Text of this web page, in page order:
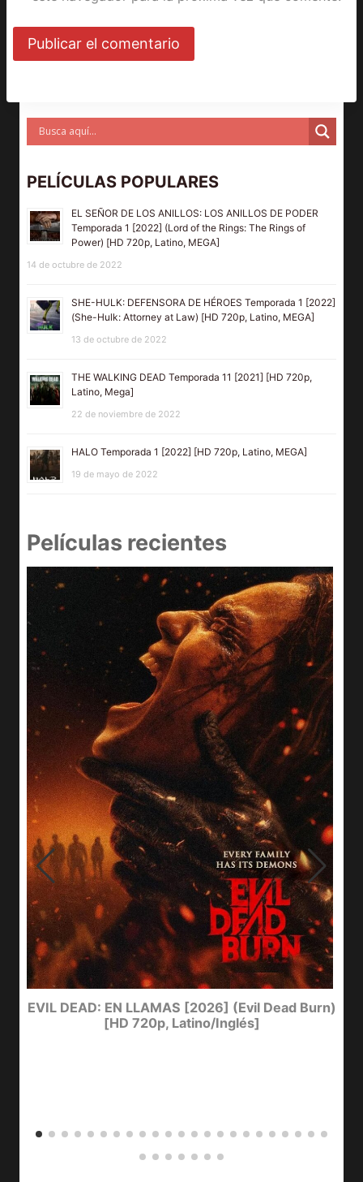
PELÍCULAS POPULARES
EL SEÑOR DE LOS ANILLOS: LOS ANILLOS DE PODER
Temporada 1 [2022] (Lord of the Rings: The Rings of
Power) [HD 720p, Latino, MEGA]
14 de octubre de 2022
SHE-HULK: DEFENSORA DE HÉROES Temporada 1 [2022]
(She-Hulk: Attorney at Law) [HD 720p, Latino, MEGA]
13 de octubre de 2022
THE WALKING DEAD Temporada 11 [2021] [HD 720p,
Latino, Mega]
22 de noviembre de 2022
HALO Temporada 1 [2022] [HD 720p, Latino, MEGA]
19 de mayo de 2022
Películas recientes
EVIL DEAD: EN LLAMAS [2026] (Evil Dead Burn)
[HD 720p, Latino/Inglés]